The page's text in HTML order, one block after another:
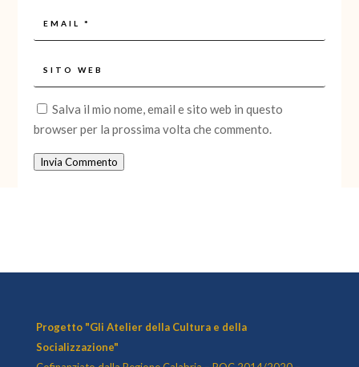
Salva il mio nome, email e sito web in questo
browser per la prossima volta che commento.
Invia Commento
Progetto "Gli Atelier della Cultura e della
Socializzazione"